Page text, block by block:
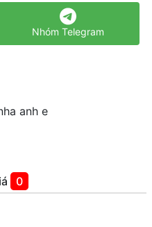
Nhóm Telegram
anh e
0